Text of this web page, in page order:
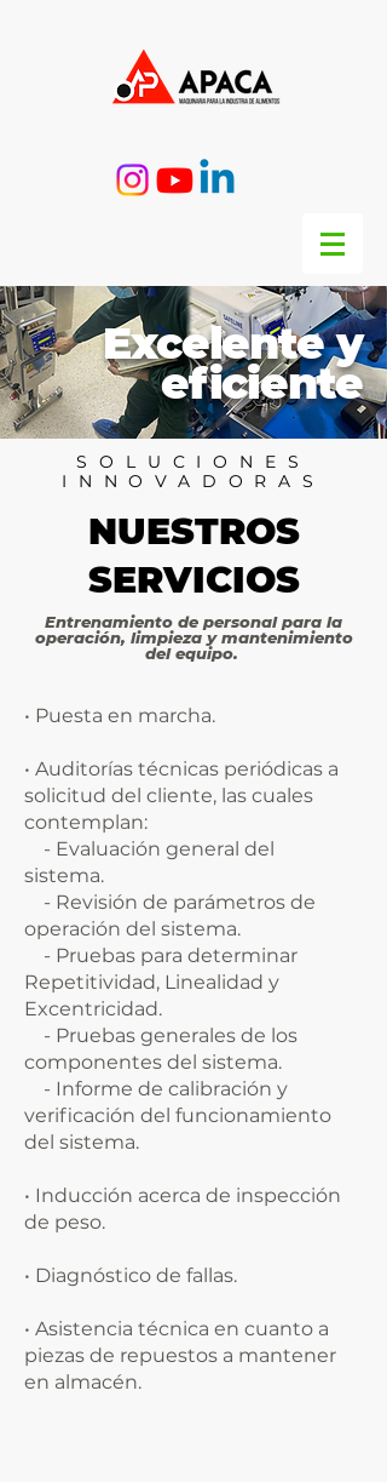
Excelente y
eficiente
SOLUCIONES
INNOVADORAS
NUESTROS
SERVICIOS
Entrenamiento de personal para la
operación, limpieza y mantenimiento
del equipo.
• Puesta en marcha.
• Auditorías técnicas periódicas a
solicitud del cliente, las cuales
contemplan:
- Evaluación general del
sistema.
- Revisión de parámetros de
operación del sistema.
- Pruebas para determinar
Repetitividad, Linealidad y
Excentricidad.
- Pruebas generales de los
componentes del sistema.
- Informe de calibración y
verificación del funcionamiento
del sistema.
• Inducción acerca de inspección
de peso.
• Diagnóstico de fallas.
• Asistencia técnica en cuanto a
piezas de repuestos a mantener
en almacén.